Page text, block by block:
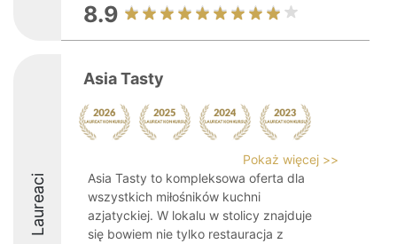
8.9
Laureaci
Asia Tasty
Pokaż więcej >>
Asia Tasty to kompleksowa oferta dla
wszystkich miłośników kuchni
azjatyckiej. W lokalu w stolicy znajduje
się bowiem nie tylko restauracja z